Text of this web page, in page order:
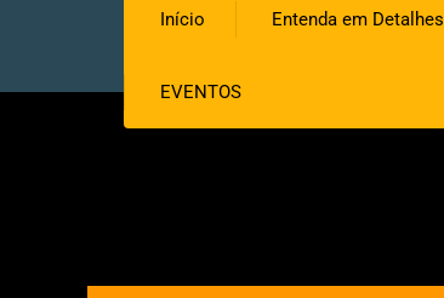
Início Entenda em Detalhes
EVENTOS